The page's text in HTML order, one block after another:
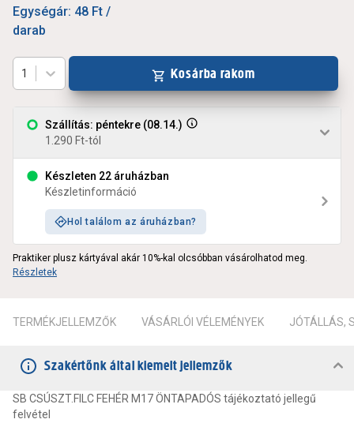
Egységár: 48 Ft /
darab
Szállítás: péntekre (08.14.)
1.290 Ft-tól
Készleten 22 áruházban
Készletinformáció
Hol találom az áruházban?
1 Kosárba rakom
Praktiker plusz kártyával akár 10%-kal olcsóbban vásárolhatod meg.
Részletek
TERMÉKJELLEMZŐK VÁSÁRLÓI VÉLEMÉNYEK JÓTÁLLÁS,
Szakértőnk által kiemelt jellemzők
SB CSÚSZT.FILC FEHÉR M17 ÖNTAPADÓS tájékoztató jellegű
felvétel